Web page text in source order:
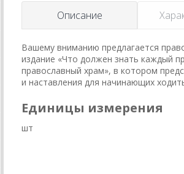
Описание
Вашему вниманию предлагается
издание «Что должен знать каждый
православный храм», в котором
и наставления для начинающих
Единицы измерения
шт